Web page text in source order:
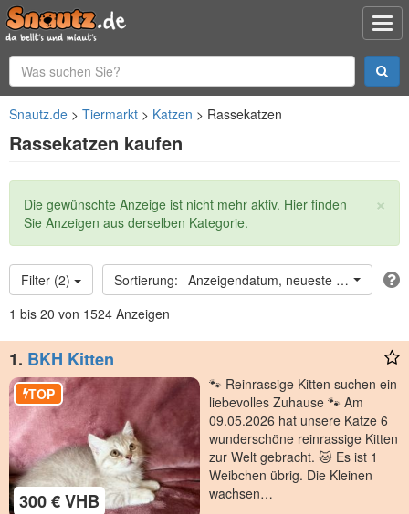
Snautz.de Tiermarkt Katzen Rassekatzen
Rassekatzen kaufen
×
Statusmeldung
Die gewünschte Anzeige ist nicht mehr aktiv. Hier finden
Sie Anzeigen aus derselben Kategorie.
Filter (2)
Anzeigendatum, neueste oben
1 bis 20 von 1524 Anzeigen
1. BKH Kitten
300 € VHB
TOP
🐾 Reinrassige Kitten suchen ein
liebevolles Zuhause 🐾 Am
09.05.2026 hat unsere Katze 6
wunderschöne reinrassige Kitten
zur Welt gebracht. 🐱 Es ist 1
Weibchen übrig. Die Kleinen
wachsen…